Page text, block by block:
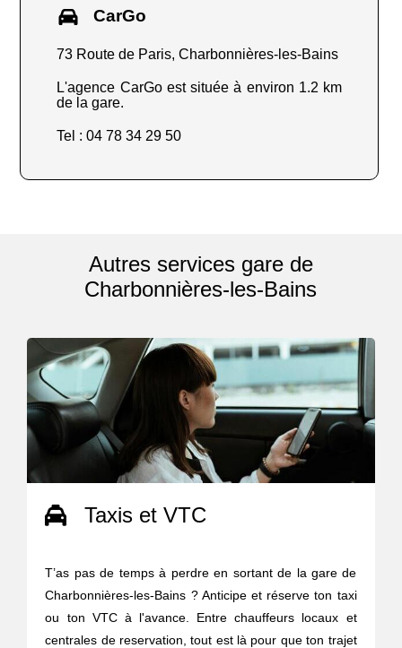
CarGo
73 Route de Paris, Charbonnières-les-Bains
L'agence CarGo est située à environ 1.2 km
de la gare.
Tel : 04 78 34 29 50
Autres services gare de
Charbonnières-les-Bains
Taxis et VTC
T’as pas de temps à perdre en sortant de la gare de
Charbonnières-les-Bains ? Anticipe et réserve ton taxi
ou ton VTC à l'avance. Entre chauffeurs locaux et
centrales de reservation, tout est là pour que ton trajet